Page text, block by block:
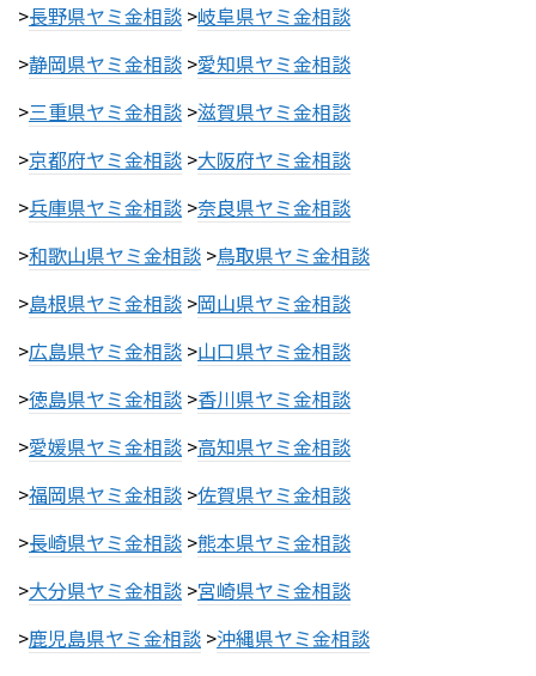
>長野県ヤミ金相談 >岐阜県ヤミ金相談
>静岡県ヤミ金相談 >愛知県ヤミ金相談
>三重県ヤミ金相談 >滋賀県ヤミ金相談
>京都府ヤミ金相談 >大阪府ヤミ金相談
>兵庫県ヤミ金相談 >奈良県ヤミ金相談
>和歌山県ヤミ金相談 >鳥取県ヤミ金相談
>島根県ヤミ金相談 >岡山県ヤミ金相談
>広島県ヤミ金相談 >山口県ヤミ金相談
>徳島県ヤミ金相談 >香川県ヤミ金相談
>愛媛県ヤミ金相談 >高知県ヤミ金相談
>福岡県ヤミ金相談 >佐賀県ヤミ金相談
>長崎県ヤミ金相談 >熊本県ヤミ金相談
>大分県ヤミ金相談 >宮崎県ヤミ金相談
>鹿児島県ヤミ金相談 >沖縄県ヤミ金相談